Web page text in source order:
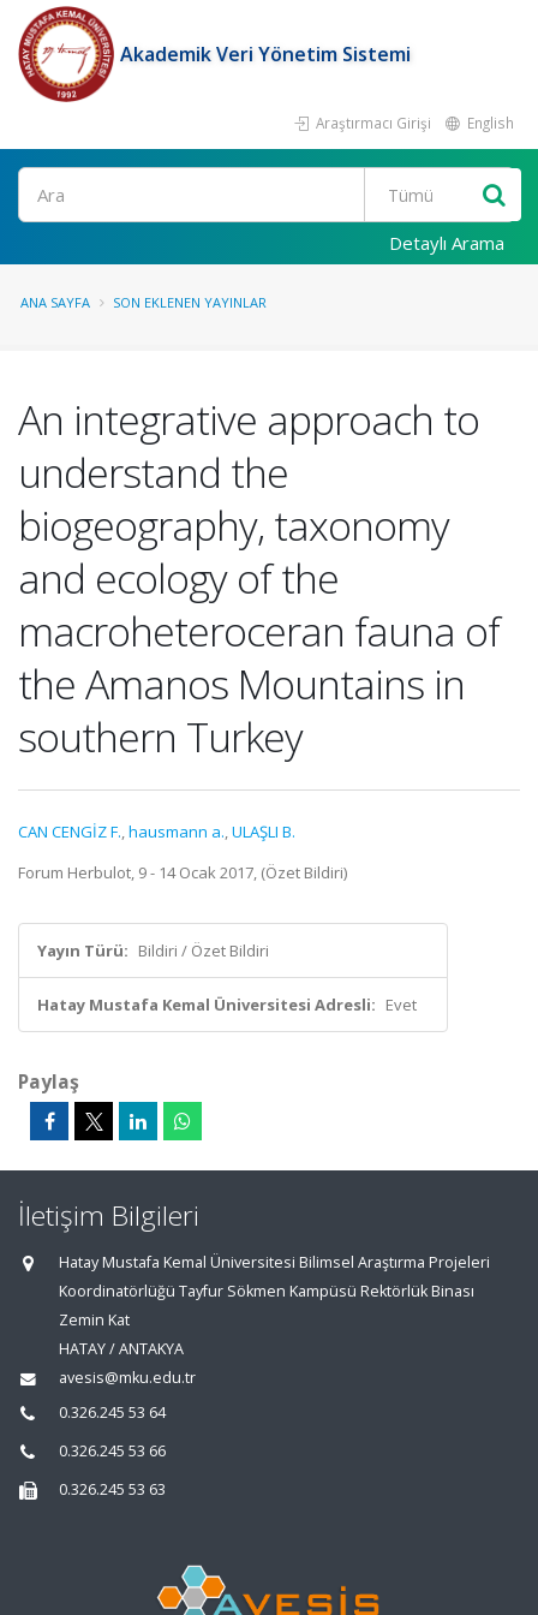
Akademik Veri Yönetim Sistemi
Araştırmacı Girişi English
Ara
Detaylı Arama
ANA SAYFA SON EKLENEN YAYINLAR
An integrative approach to
understand the
biogeography, taxonomy
and ecology of the
macroheteroceran fauna of
the Amanos Mountains in
southern Turkey
CAN CENGİZ F.,hausmann a.,ULAŞLI B.
Forum Herbulot, 9 - 14 Ocak 2017, (Özet Bildiri)
Yayın Türü: Bildiri / Özet Bildiri
Hatay Mustafa Kemal Üniversitesi Adresli: Evet
Paylaş
İletişim Bilgileri
Hatay Mustafa Kemal Üniversitesi Bilimsel Araştırma Projeleri
Koordinatörlüğü Tayfur Sökmen Kampüsü Rektörlük Binası
Zemin Kat
HATAY / ANTAKYA
avesis@mku.edu.tr
0.326.245 53 64
0.326.245 53 66
0.326.245 53 63